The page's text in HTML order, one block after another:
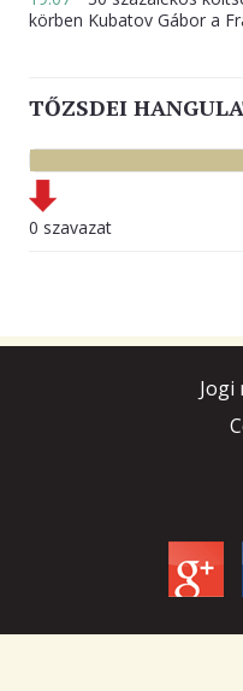
körben Kubatov Gábor a
TŐZSDEI
0 szavazat